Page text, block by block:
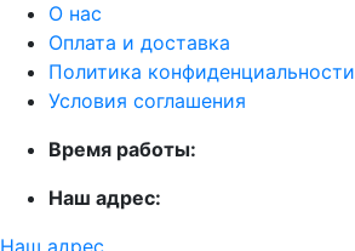
О нас
Оплата и доставка
Политика конфиденциальности
Условия соглашения
Время работы:
Наш адрес:
Наш адрес